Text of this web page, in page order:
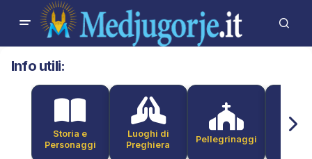
Info utili:
Storia e
Personaggi
Luoghi di
Preghiera
Pellegrinaggi